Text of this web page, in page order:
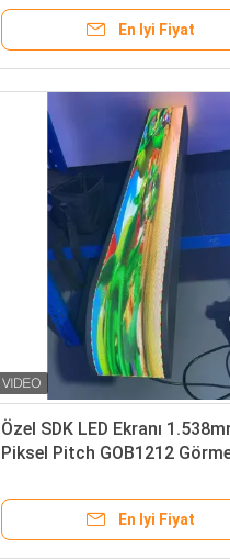
Pencere Tabela İşaretleri
En Iyi Fiyat
Özel SDK LED Ekranı
Piksel Pitch GOB1212
En Iyi Fiyat